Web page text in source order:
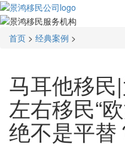
首页 > 经典案例 >
马耳他移民
左右移民“
绝不是平替